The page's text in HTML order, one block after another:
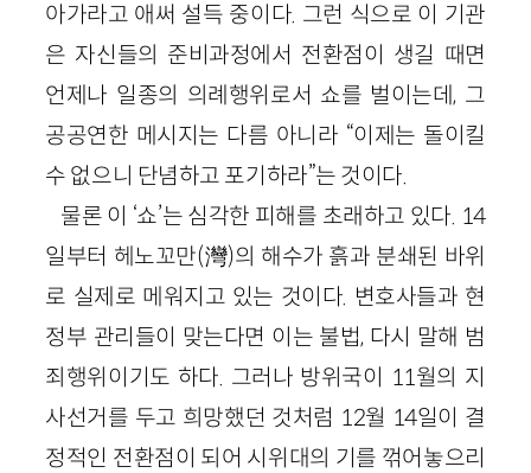
아가라고 애써 설득 중이다. 그런 식으로 이 기관
은 자신들의 준비과정에서 전환점이 생길 때면
언제나 일종의 의례행위로서 쇼를 벌이는데, 그
공공연한 메시지는 다름 아니라 “이제는 돌이킬
수 없으니 단념하고 포기하라”는 것이다.
물론 이 ‘쇼’는 심각한 피해를 초래하고 있다. 14
일부터 헤노꼬만(灣)의 해수가 흙과 분쇄된 바위
로 실제로 메워지고 있는 것이다. 변호사들과 현
정부 관리들이 맞는다면 이는 불법, 다시 말해 범
죄행위이기도 하다. 그러나 방위국이 11월의 지
사선거를 두고 희망했던 것처럼 12월 14일이 결
정적인 전환점이 되어 시위대의 기를 꺾어놓으리